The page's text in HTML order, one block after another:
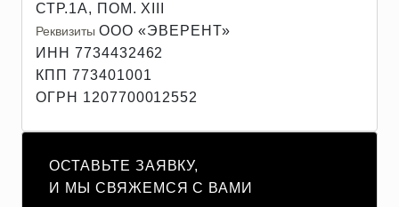
СТР.1А, ПОМ. XIII
Реквизиты ООО «ЭВЕРЕНТ»
ИНН 7734432462
КПП 773401001
ОГРН 1207700012552
ОСТАВЬТЕ ЗАЯВКУ,
И МЫ СВЯЖЕМСЯ С ВАМИ